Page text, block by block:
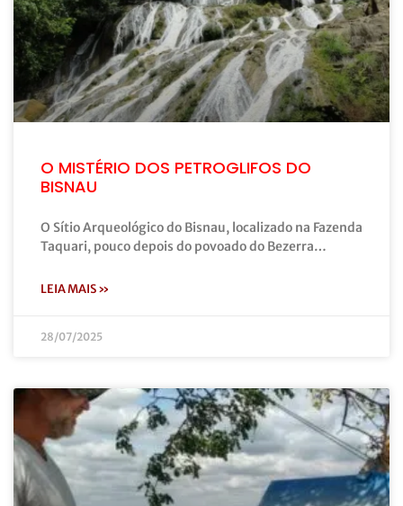
O MISTÉRIO DOS PETROGLIFOS DO
BISNAU
O Sítio Arqueológico do Bisnau, localizado na Fazenda
Taquari, pouco depois do povoado do Bezerra…
LEIA MAIS »
28/07/2025